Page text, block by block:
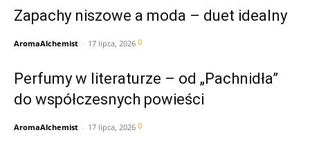
Zapachy niszowe a moda – duet idealny
AromaAlchemist - 17 lipca, 2026 0
Perfumy w literaturze – od „Pachnidła”
do współczesnych powieści
AromaAlchemist - 17 lipca, 2026 0